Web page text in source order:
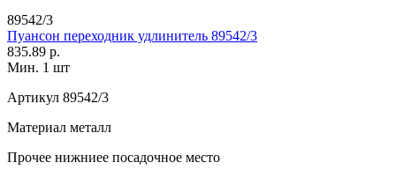
89542/3
Пуансон переходник удлинитель 89542/3
835.89 р.
Мин. 1 шт
Артикул 89542/3
Материал металл
Прочее нижниее посадочное место